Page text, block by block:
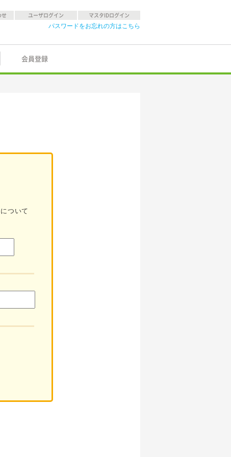
せ ユーザログイン マスタIDログイン
パスワードをお忘れの方はこちら
会員登録
ついて